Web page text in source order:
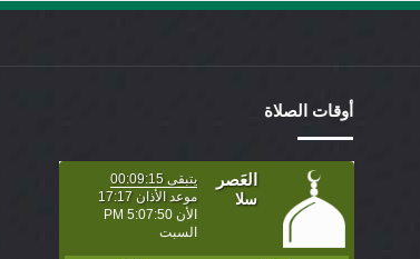
أوقات الصلاة